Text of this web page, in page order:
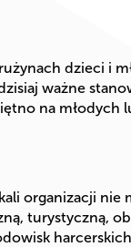
dzieci i
ważne
na młodych
organizacji nie
turystyczną,